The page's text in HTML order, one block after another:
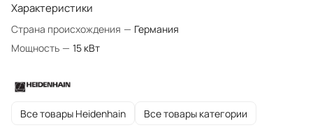
Характеристики
Страна происхождения — Германия
Мощность — 15 кВт
Все товары Heidenhain Все товары категории